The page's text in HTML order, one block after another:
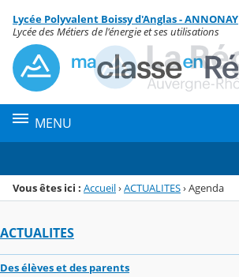
Menu de la rubrique
Contenu
Lycée Polyvalent Boissy d'Anglas - ANNONAY
Lycée des Métiers de l'énergie et ses utilisations
MENU
Vous êtes ici : Accueil›ACTUALITES›Agenda
ACTUALITES
Des élèves et des parents